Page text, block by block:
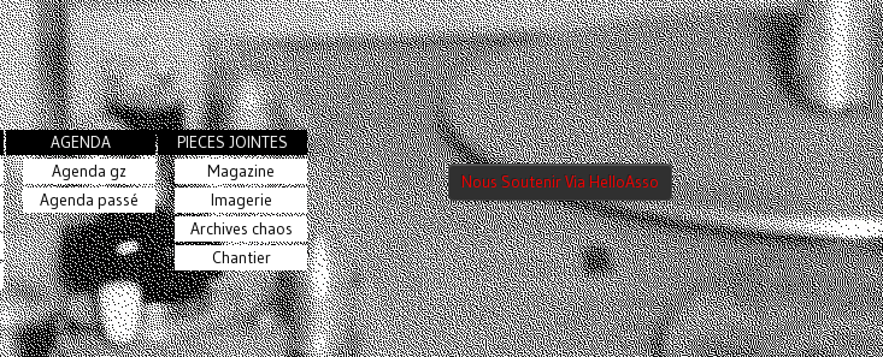
AGENDA
Agenda gz
Agenda passé
PIECES JOINTES
Magazine
Imagerie
Archives chaos
Chantier
Nous Soutenir Via HelloAsso